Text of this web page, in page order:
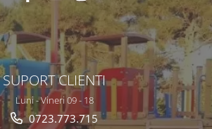
SUPORT CLIENTI
Luni - Vineri 09 - 18
0723.773.715